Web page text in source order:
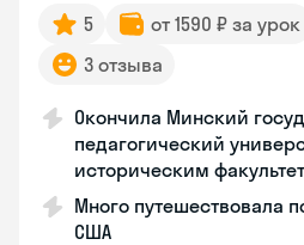
5 от 1590 ₽ за урок
3 отзыва
Окончила Минский
педагогический
историческим
Много путешествовала
США